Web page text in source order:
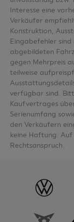
Interesse eine
Verkäufer
Konstruktion,
Eingabefehler
abgebildeten
gegen Mehrpreis
teilweise
verfügbar sind.
Kaufvertrages
Serienumfang
den Verkäufern
keine Haftung.
Rechtsanspruch.